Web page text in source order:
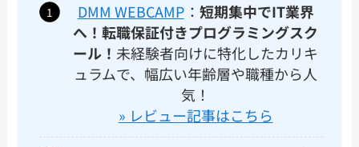
DMM WEBCAMP ： 短期集中でIT業界
へ！転職保証付きプログラミングスク
ール！未経験者向けに特化したカリキ
ュラムで、幅広い年齢層や職種から人
気！
» レビュー記事はこちら